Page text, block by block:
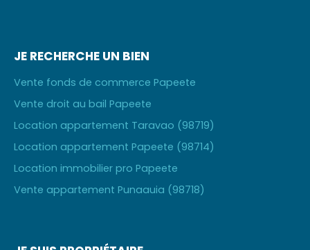
JE RECHERCHE UN BIEN
Vente fonds de commerce Papeete
Vente droit au bail Papeete
Location appartement Taravao (98719)
Location appartement Papeete (98714)
Location immobilier pro Papeete
Vente appartement Punaauia (98718)